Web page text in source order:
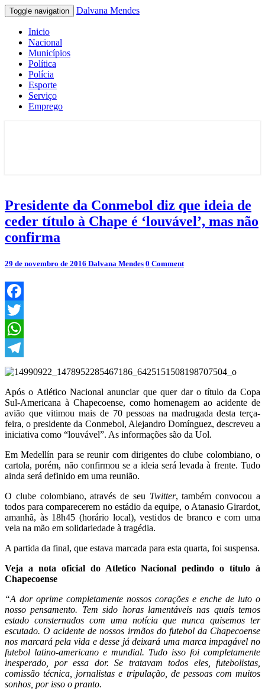
Toggle navigation Dalvana Mendes
Inicio
Nacional
Municípios
Política
Polícia
Esporte
Serviço
Emprego
Presidente
da
Conmebol
diz
que
de
título
à
Chape
é
‘louvável’,
mas
não
Presidente da Conmebol diz que ideia de
ceder título à Chape é ‘louvável’, mas não
confirma
29 de novembro de 2016 Dalvana Mendes Comments
0 Comment
Facebook
Twitter
WhatsApp
Telegram
Após o Atlético Nacional anunciar que quer dar o título da Copa
Sul-Americana à Chapecoense, como homenagem ao acidente de
avião que vitimou mais de 70 pessoas na madrugada desta terça-
feira, o presidente da Conmebol, Alejandro Domínguez, descreveu a
iniciativa como “louvável”. As informações são da Uol.
Em Medellín para se reunir com dirigentes do clube colombiano, o
cartola, porém, não confirmou se a ideia será levada à frente. Tudo
ainda será definido em uma reunião.
O clube colombiano, através de seu Twitter, também convocou a
todos para comparecerem no estádio da equipe, o Atanasio Girardot,
amanhã, às 18h45 (horário local), vestidos de branco e com uma
vela na mão em solidariedade à tragédia.
A partida da final, que estava marcada para esta quarta, foi suspensa.
Veja a nota oficial do Atletico Nacional pedindo o título à
Chapecoense
“A dor oprime completamente nossos corações e enche de luto o
nosso pensamento. Tem sido horas lamentáveis nas quais temos
estado consternados com uma notícia que nunca quisemos ter
escutado. O acidente de nossos irmãos do futebol da Chapecoense
nos marcará pela vida e desse já deixará uma marca impagável no
futebol latino-americano e mundial. Tudo isso foi completamente
inesperado, por essa dor. Se tratavam todos eles, futebolistas,
comissão técnica, jornalistas e tripulação, de pessoas com muitos
sonhos, por isso o pranto.